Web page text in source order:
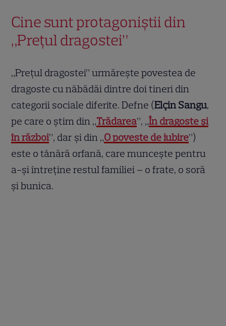
Cine sunt protagoniștii din
„Prețul dragostei”
„Prețul dragostei” urmăreşte povestea de
dragoste cu năbădăi dintre doi tineri din
categorii sociale diferite. Defne (Elçin Sangu,
pe care o ştim din „Trădarea”, „În dragoste şi
în război”, dar şi din „O poveste de iubire”)
este o tânără orfană, care munceşte pentru
a-şi întreţine restul familiei – o frate, o soră
şi bunica.